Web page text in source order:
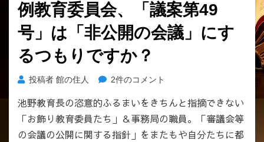
合
な
真
実」。
へ
の
り
ひ
と
り
の
民
の
利」
で
例教育委員会、「議案第49
号」は「非公開の会議」にす
るつもりですか？
投稿者 館の住人
教
長
に
問
2件のコメント
池野教育長の恣意的ふるまいをきちんと指摘できない
「お飾り教育委員たち」＆事務局の職員。「審議会等
の会議の公開に関する指針」をまたもや自分たちに都